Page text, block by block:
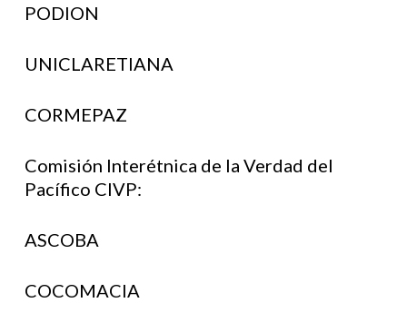
PODION
UNICLARETIANA
CORMEPAZ
Comisión Interétnica de la Verdad del
Pacífico CIVP:
ASCOBA
COCOMACIA